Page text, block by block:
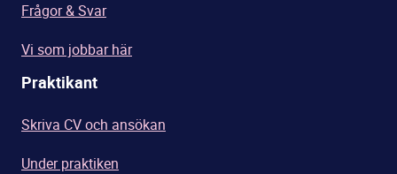
Frågor & Svar
Vi som jobbar här
Praktikant
Skriva CV och ansökan
Under praktiken